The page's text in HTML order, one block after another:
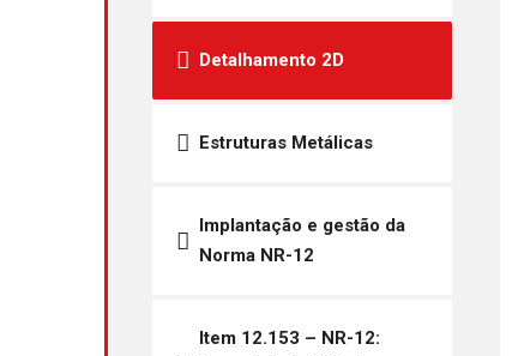
Detalhamento 2D
Estruturas Metálicas
Implantação e gestão da
Norma NR-12
Item 12.153 – NR-12: